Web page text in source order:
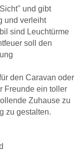
und gibt
und verleiht
sind Leuchtürme
soll den
den Caravan oder
Freunde ein toller
Zuhause zu
zu gestalten.